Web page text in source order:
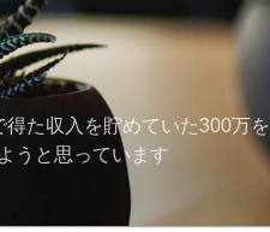
た収入を貯めていた300万を
うと思っています